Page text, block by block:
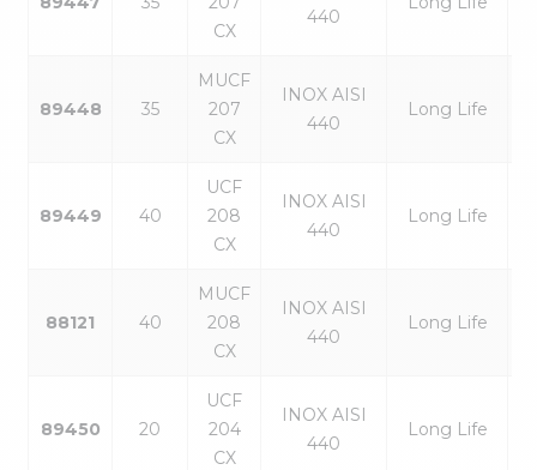
CX
440
89448 35
MUCF
207
CX
INOX AISI
440
Long Life
89449 40
UCF
208
CX
INOX AISI
440
Long Life
88121 40
MUCF
208
CX
INOX AISI
440
Long Life
89450 20
UCF
204
CX
INOX AISI
440
Long Life